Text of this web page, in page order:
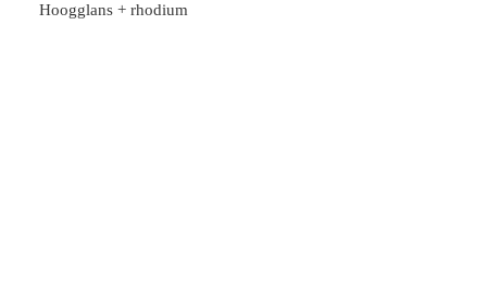
Hoogglans + rhodium